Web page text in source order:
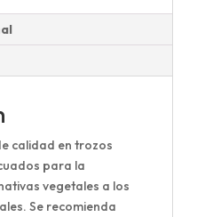
calidad en trozos
para la
vegetales a los
Se recomienda